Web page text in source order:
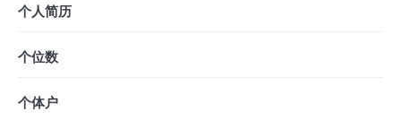
个人简历
个位数
个体户